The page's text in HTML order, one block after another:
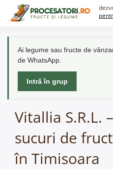
Ai legume sau fructe de
de WhatsApp.
Intră în grup
Vitallia S.R.L.
sucuri de
în Timisoara